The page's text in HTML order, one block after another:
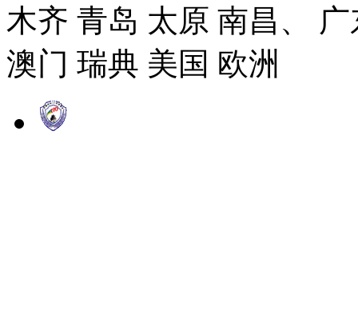
木齐 青岛 太原 南昌、
澳门 瑞典 美国 欧洲